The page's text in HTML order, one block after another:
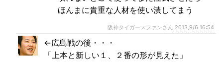
ほんまに貴重な人材を使い潰してまう
阪神タイガースファンさん 2013,9/6 16:54
←広島戦の後・・・
「上本と新しい１、２番の形が見えた」